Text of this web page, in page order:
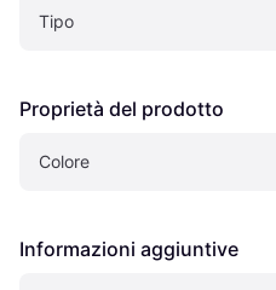
Tipo
Proprietà del prodotto
Colore
Informazioni aggiuntive